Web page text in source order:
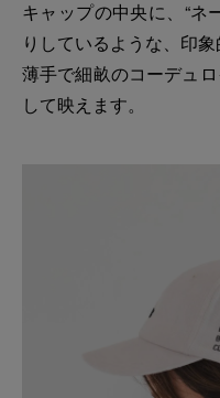
キャップの中央に、“ネ
りしているような、印象
薄手で細畝のコーデュ
して映えます。